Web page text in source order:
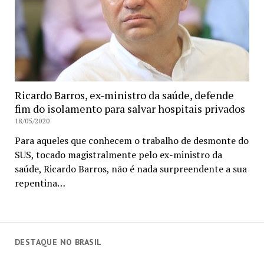
DESTAQUE NO BRASIL
Ricardo Barros, ex-ministro da saúde, defende
fim do isolamento para salvar hospitais privados
18/05/2020
Para aqueles que conhecem o trabalho de desmonte do
SUS, tocado magistralmente pelo ex-ministro da
saúde, Ricardo Barros, não é nada surpreendente a sua
repentina…